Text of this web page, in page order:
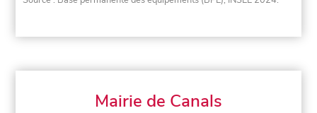
Mairie de Canals